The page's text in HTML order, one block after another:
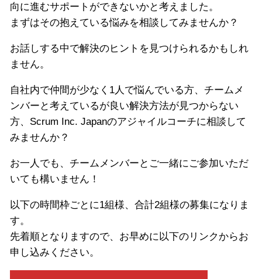
向に進むサポートができないかと考えました。
まずはその抱えている悩みを相談してみませんか？
お話しする中で解決のヒントを見つけられるかもしれ
ません。
自社内で仲間が少なく1人で悩んでいる方、チームメ
ンバーと考えているが良い解決方法が見つからない
方、Scrum Inc. Japanのアジャイルコーチに相談して
みませんか？
お一人でも、チームメンバーとご一緒にご参加いただ
いても構いません！
以下の時間枠ごとに1組様、合計2組様の募集になりま
す。
先着順となりますので、お早めに以下のリンクからお
申し込みください。